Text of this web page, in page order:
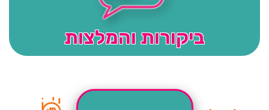
ביקורות והמלצות